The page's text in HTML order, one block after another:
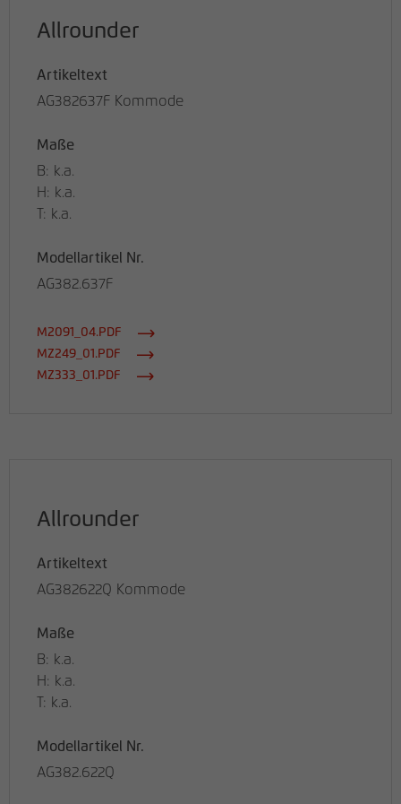
Allrounder
Artikeltext
AG382637F Kommode
Maße
B: k.a.
H: k.a.
T: k.a.
Modellartikel Nr.
AG382.637F
M2091_04.PDF
MZ249_01.PDF
MZ333_01.PDF
Allrounder
Artikeltext
AG382622Q Kommode
Maße
B: k.a.
H: k.a.
T: k.a.
Modellartikel Nr.
AG382.622Q